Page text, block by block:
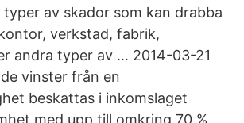
av skador som kan drabba
verkstad, fabrik,
andra typer av … 2014-03-21
vinster från en
beskattas i inkomslaget
med upp till omkring 70 %